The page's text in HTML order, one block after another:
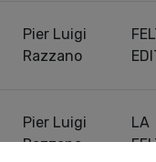
Pier Luigi
Razzano
Pier Luigi
Razzano
LA